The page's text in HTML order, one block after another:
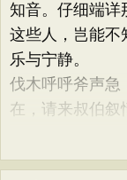
知音。仔细端详
这些人，岂能不
乐与宁静。
伐木呼呼斧声急
在，请来叔伯叙